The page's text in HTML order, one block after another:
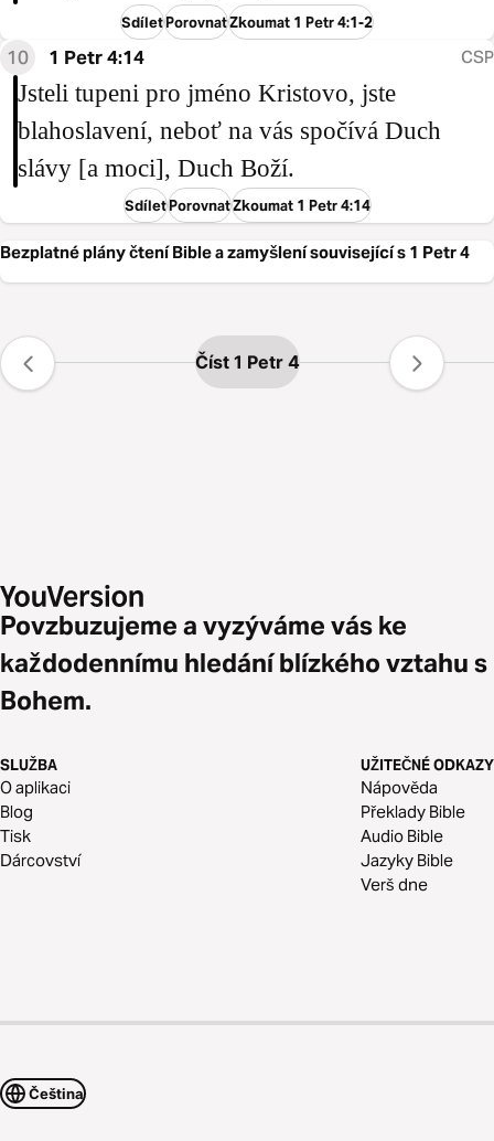
SdíletPorovnatZkoumat 1 Petr 4:1-2
10 1 Petr 4:14 CSP
Jsteli tupeni pro jméno Kristovo, jste
blahoslavení, neboť na vás spočívá Duch
slávy [a moci], Duch Boží.
SdíletPorovnatZkoumat 1 Petr 4:14
Bezplatné plány čtení Bible a zamyšlení související s 1 Petr 4
Číst 1 Petr 4
Povzbuzujeme a vyzýváme vás ke
každodennímu hledání blízkého vztahu s
Bohem.
SLUŽBA
O aplikaci
Blog
Tisk
Dárcovství
UŽITEČNÉ ODKAZY
Nápověda
Překlady Bible
Audio Bible
Jazyky Bible
Verš dne
Čeština